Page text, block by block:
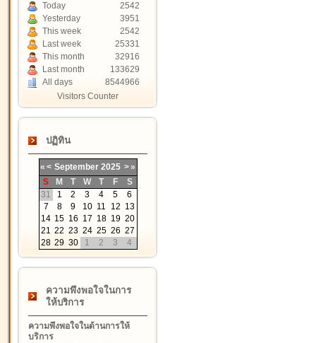
Today
2542
Yesterday
3951
This week
2542
Last week
25331
This month
32916
Last month
133629
All days
8544966
Visitors Counter
ปฏิทิน
« < September 2025 >»
S
M T W T F
S
31
1 2 3 4 5
6
7
8 9 10 11 12 13
14 15 16 17 18 19 20
21 22 23 24 25 26 27
28 29 30 1 2 3 4
ความพึงพอใจในการ
ให้บริการ
ความพึงพอใจในด้านการให้
บริการ